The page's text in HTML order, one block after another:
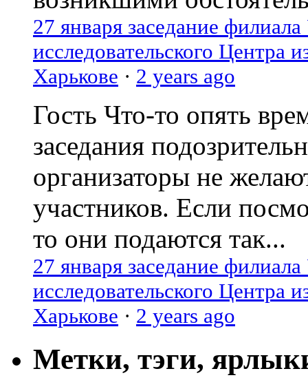
27 января заседание
исследовательского Центра
Харькове · 2 years ago
Гость Что-то опять
заседания
организаторы не
участников. Если
то они подаются так...
27 января заседание
исследовательского Центра
Харькове · 2 years ago
Метки, тэги,